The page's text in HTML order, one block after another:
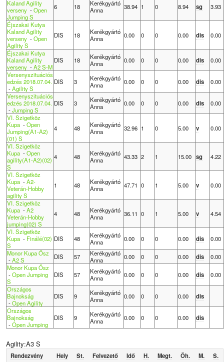
Kaland Agility
verseny-Open
Jumping S
6 18
Kerékgyártó
Anna
38.94 1 0 8.94 sg 3.93
Éjszakai Kutya
Kaland Agility
verseny-Open
Agility S
DIS 18
Kerékgyártó
Anna
0.00 0 0 0.00 dis 0.00
Éjszakai Kutya
Kaland Agility
verseny-A2 S-M
DIS 18
Kerékgyártó
Anna
0.00 0 0 0.00 dis
0.00
Versenyszituációs
edzés 2018.07.04.
-Agility S
DIS 3
Kerékgyártó
Anna
0.00 0 0 0.00 dis
0.00
Versenyszituációs
edzés 2018.07.04.
-Jumping S
DIS 3
Kerékgyártó
Anna
0.00 0 0 0.00 dis
0.00
VI. Szigetköz
Kupa-Open
Jumping(A1-A2)
(01) S
4 48
Kerékgyártó
Anna
32.96 1 0 5.00 v 0.00
VI. Szigetköz
Kupa-Open
agility(A1-A2)(02)
S
4 48
Kerékgyártó
Anna
43.33 2 1 15.00 sg 4.22
VI. Szigetköz
Kupa-A2-
Veterán-Hobby
agility S
1 48
Kerékgyártó
Anna
47.71 0 1 5.00 v 0.00
VI. Szigetköz
Kupa-A2
Veterán-Hobby
jumping(02) S
4 48
Kerékgyártó
Anna
36.11 0 1 5.00 v 4.54
VI. Szigetköz
Kupa- Finálé(02)
S
DIS 48
Kerékgyártó
Anna
0.00 0 0 0.00 dis
0.00
Monor Kupa Ősz
-A2 S DIS 57
Kerékgyártó
Anna
0.00 0 0 0.00 dis
0.00
Monor Kupa Ősz
-Open Jumping
S
DIS 57
Kerékgyártó
Anna
0.00 0 0 0.00 dis
0.00
Országos
Bajnokság
-Open Agility
DIS 9
Kerékgyártó
Anna
0.00 0 0 0.00
dis
Országos
Bajnokság
-Open Jumping
DIS 9
Kerékgyártó
Anna
0.00 0 0 0.00 dis
Agility:A3 S
Rendezvény Hely St. Felvezető Idő H. Megt. Öh. M.
S.